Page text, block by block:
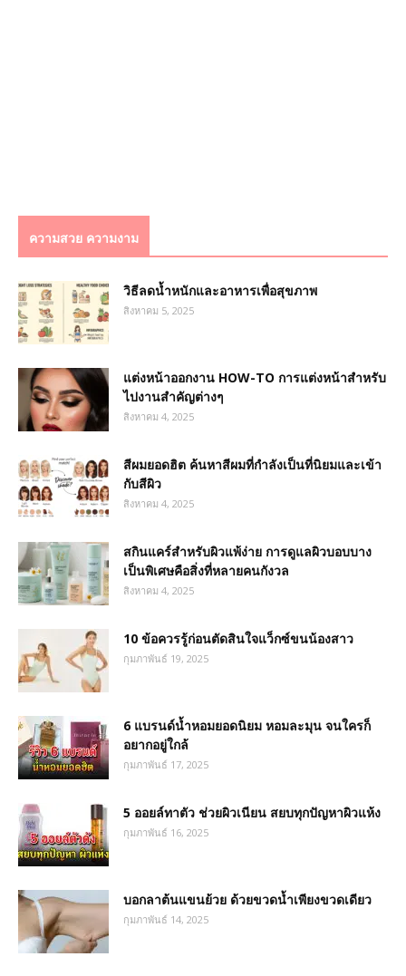
ความสวย ความงาม
วิธีลดน้ำหนักและอาหารเพื่อสุขภาพ
สิงหาคม 5, 2025
แต่งหน้าออกงาน HOW-TO การแต่งหน้าสำหรับ
ไปงานสำคัญต่างๆ
สิงหาคม 4, 2025
สีผมยอดฮิต ค้นหาสีผมที่กำลังเป็นที่นิยมและเข้า
กับสีผิว
สิงหาคม 4, 2025
สกินแคร์สำหรับผิวแพ้ง่าย การดูแลผิวบอบบาง
เป็นพิเศษคือสิ่งที่หลายคนกังวล
สิงหาคม 4, 2025
10 ข้อควรรู้ก่อนตัดสินใจแว็กซ์ขนน้องสาว
กุมภาพันธ์ 19, 2025
6 แบรนด์น้ำหอมยอดนิยม หอมละมุน จนใครก็
อยากอยู่ใกล้
กุมภาพันธ์ 17, 2025
5 ออยล์ทาตัว ช่วยผิวเนียน สยบทุกปัญหาผิวแห้ง
กุมภาพันธ์ 16, 2025
บอกลาต้นแขนย้วย ด้วยขวดน้ำเพียงขวดเดียว
กุมภาพันธ์ 14, 2025